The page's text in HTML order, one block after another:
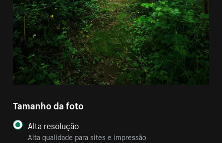
Tamanho da foto
Alta resolução
Alta qualidade para sites e impressão